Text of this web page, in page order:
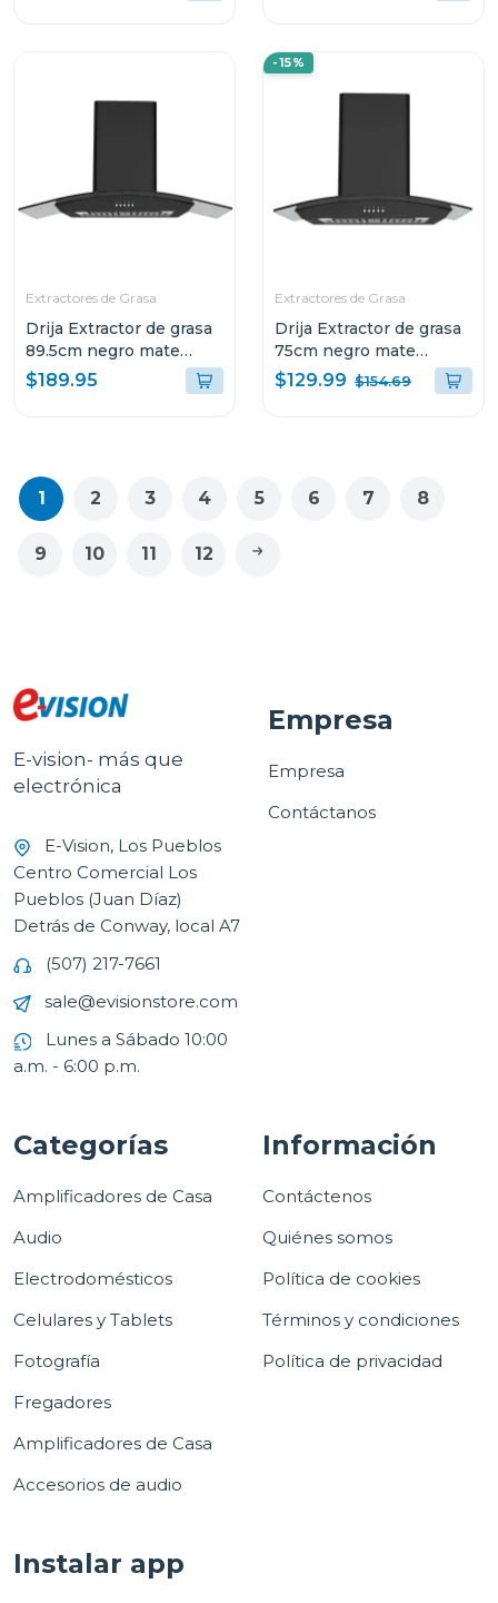
Extractores de Grasa
Drija Extractor de grasa
89.5cm negro mate
galaxy90
$189.95
-15%
Extractores de Grasa
Drija Extractor de grasa
75cm negro mate
galaxy76
$129.99 $154.69
1 2 3 4 5 6 7 8
9 10 11 12
E-vision- más que
electrónica
E-Vision, Los Pueblos
Centro Comercial Los
Pueblos (Juan Díaz)
Detrás de Conway, local A7
(507) 217-7661
sale@evisionstore.com
Lunes a Sábado 10:00
a.m. - 6:00 p.m.
Empresa
Empresa
Contáctanos
Categorías
Amplificadores de Casa
Audio
Electrodomésticos
Celulares y Tablets
Fotografía
Fregadores
Amplificadores de Casa
Accesorios de audio
Información
Contáctenos
Quiénes somos
Política de cookies
Términos y condiciones
Política de privacidad
Instalar app